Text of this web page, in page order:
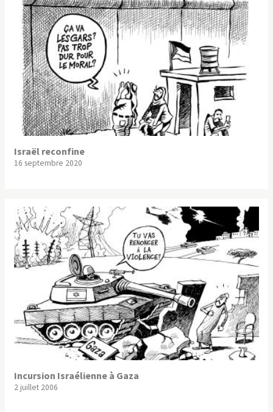
Israël reconfine
16 septembre 2020
Incursion Israélienne à Gaza
2 juillet 2006